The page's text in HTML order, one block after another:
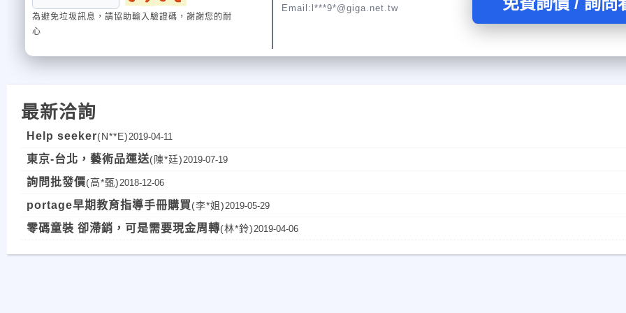
為避免垃圾訊息，請協助輸入驗證碼，謝謝您的耐
心
Email:l***9*@giga.net.tw
最新洽詢
Help seeker(N**E) 2019-04-11
東京-台北，藝術品運送(陳*廷) 2019-07-19
詢問批發價(高*甄) 2018-12-06
portage早期教育指導手冊購買(李*姐) 2019-05-29
零碼童裝 卻滯銷，可是需要現金周轉(林*鈴) 2019-04-06